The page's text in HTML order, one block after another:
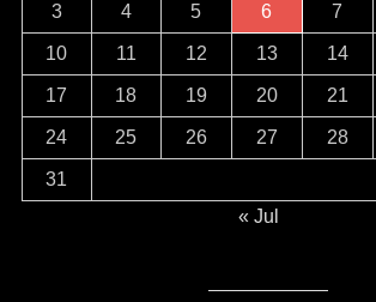
3 4 5 6 7
10 11 12 13 14
17 18 19 20 21
24 25 26 27 28
31
« Jul